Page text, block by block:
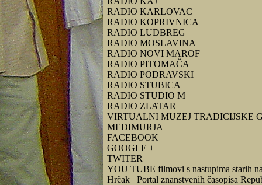
RADIO KARLOVAC
RADIO KOPRIVNICA
RADIO LUDBREG
RADIO MOSLAVINA
RADIO NOVI MAROF
RADIO PITOMAČA
RADIO PODRAVSKI
RADIO STUBICA
RADIO STUDIO M
RADIO ZLATAR
VIRTUALNI MUZEJ TRADICIJSKE
MEĐIMURJA
FACEBOOK
GOOGLE +
TWITER
YOU TUBE filmovi s nastupima starih
Hrčak Portal znanstvenih časopisa